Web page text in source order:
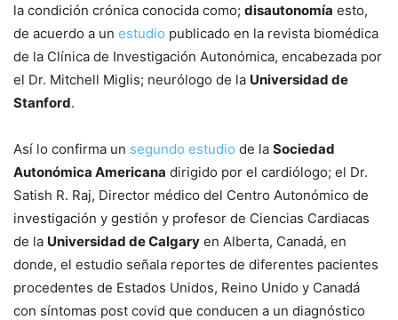
la condición crónica conocida como; disautonomía esto,
de acuerdo a un estudio publicado en la revista biomédica
de la Clínica de Investigación Autonómica, encabezada por
el Dr. Mitchell Miglis; neurólogo de la Universidad de
Stanford.
Así lo confirma un segundo estudio de la Sociedad
Autonómica Americana dirigido por el cardiólogo; el Dr.
Satish R. Raj, Director médico del Centro Autonómico de
investigación y gestión y profesor de Ciencias Cardiacas
de la Universidad de Calgary en Alberta, Canadá, en
donde, el estudio señala reportes de diferentes pacientes
procedentes de Estados Unidos, Reino Unido y Canadá
con síntomas post covid que conducen a un diagnóstico